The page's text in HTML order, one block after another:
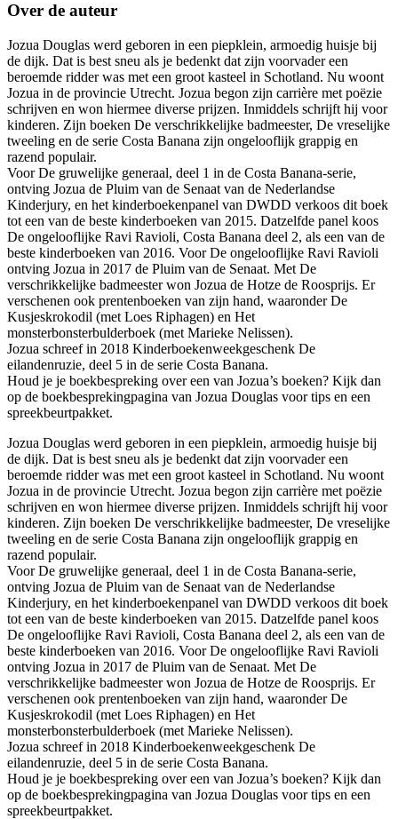
Over de auteur
Jozua Douglas werd geboren in een piepklein, armoedig huisje bij
de dijk. Dat is best sneu als je bedenkt dat zijn voorvader een
beroemde ridder was met een groot kasteel in Schotland. Nu woont
Jozua in de provincie Utrecht. Jozua begon zijn carrière met poëzie
schrijven en won hiermee diverse prijzen. Inmiddels schrijft hij voor
kinderen. Zijn boeken De verschrikkelijke badmeester, De vreselijke
tweeling en de serie Costa Banana zijn ongelooflijk grappig en
razend populair.
Voor De gruwelijke generaal, deel 1 in de Costa Banana-serie,
ontving Jozua de Pluim van de Senaat van de Nederlandse
Kinderjury, en het kinderboekenpanel van DWDD verkoos dit boek
tot een van de beste kinderboeken van 2015. Datzelfde panel koos
De ongelooflijke Ravi Ravioli, Costa Banana deel 2, als een van de
beste kinderboeken van 2016. Voor De ongelooflijke Ravi Ravioli
ontving Jozua in 2017 de Pluim van de Senaat. Met De
verschrikkelijke badmeester won Jozua de Hotze de Roosprijs. Er
verschenen ook prentenboeken van zijn hand, waaronder De
Kusjeskrokodil (met Loes Riphagen) en Het
monsterbonsterbulderboek (met Marieke Nelissen).
Jozua schreef in 2018 Kinderboekenweekgeschenk De
eilandenruzie, deel 5 in de serie Costa Banana.
Houd je je boekbespreking over een van Jozua’s boeken? Kijk dan
op de boekbesprekingpagina van Jozua Douglas voor tips en een
spreekbeurtpakket.
Jozua Douglas werd geboren in een piepklein, armoedig huisje bij
de dijk. Dat is best sneu als je bedenkt dat zijn voorvader een
beroemde ridder was met een groot kasteel in Schotland. Nu woont
Jozua in de provincie Utrecht. Jozua begon zijn carrière met poëzie
schrijven en won hiermee diverse prijzen. Inmiddels schrijft hij voor
kinderen. Zijn boeken De verschrikkelijke badmeester, De vreselijke
tweeling en de serie Costa Banana zijn ongelooflijk grappig en
razend populair.
Voor De gruwelijke generaal, deel 1 in de Costa Banana-serie,
ontving Jozua de Pluim van de Senaat van de Nederlandse
Kinderjury, en het kinderboekenpanel van DWDD verkoos dit boek
tot een van de beste kinderboeken van 2015. Datzelfde panel koos
De ongelooflijke Ravi Ravioli, Costa Banana deel 2, als een van de
beste kinderboeken van 2016. Voor De ongelooflijke Ravi Ravioli
ontving Jozua in 2017 de Pluim van de Senaat. Met De
verschrikkelijke badmeester won Jozua de Hotze de Roosprijs. Er
verschenen ook prentenboeken van zijn hand, waaronder De
Kusjeskrokodil (met Loes Riphagen) en Het
monsterbonsterbulderboek (met Marieke Nelissen).
Jozua schreef in 2018 Kinderboekenweekgeschenk De
eilandenruzie, deel 5 in de serie Costa Banana.
Houd je je boekbespreking over een van Jozua’s boeken? Kijk dan
op de boekbesprekingpagina van Jozua Douglas voor tips en een
spreekbeurtpakket.